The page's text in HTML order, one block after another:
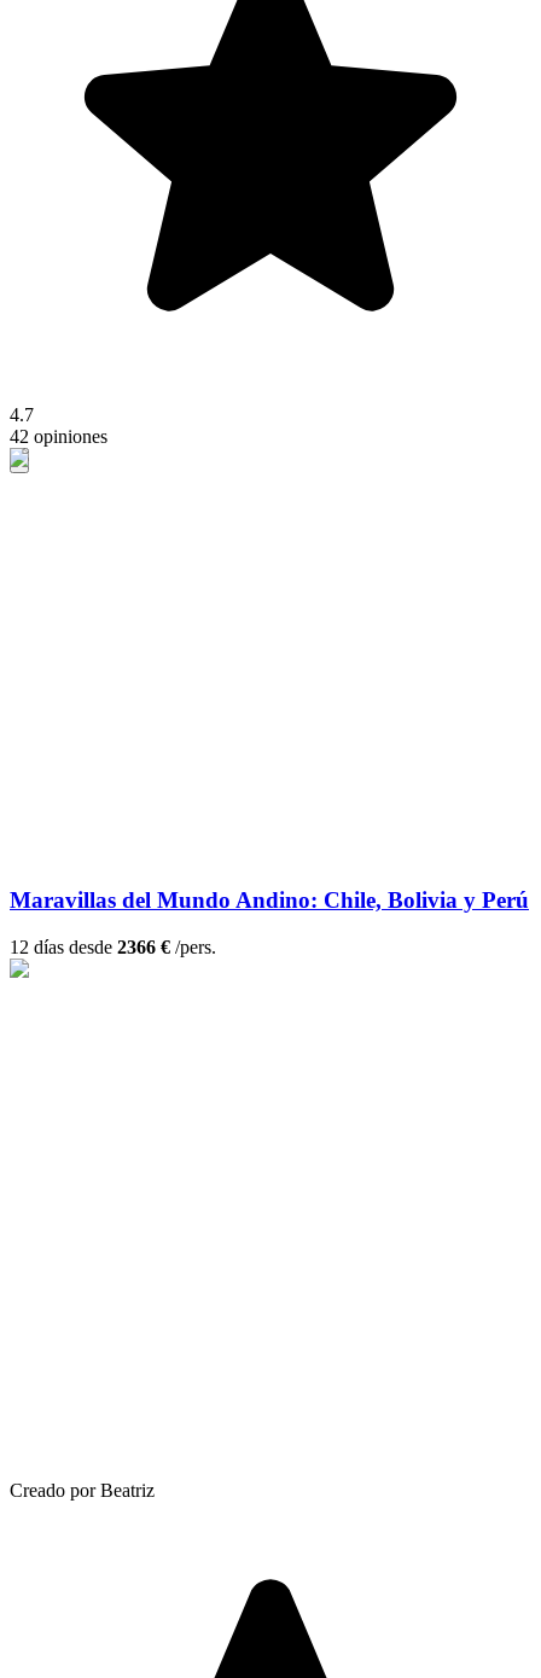
4.7
42 opiniones
Maravillas del Mundo Andino: Chile, Bolivia y Perú
12 días desde 2366 € /pers.
Creado por Beatriz